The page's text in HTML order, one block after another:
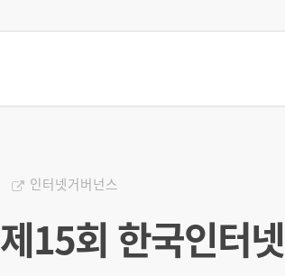
인터넷거버넌스
제15회 한국인터